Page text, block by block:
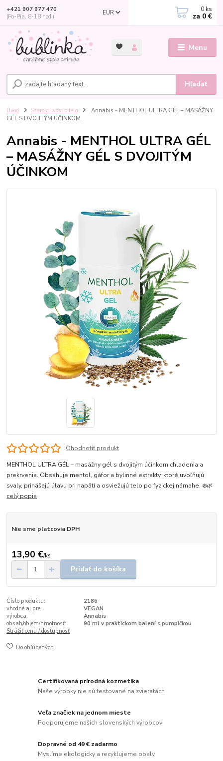
Menu
EUR
Hľadať
+421 907 977 470
(Po-Pia, 8-18 hod.)
0 ks
za 0 €
Úvod Starostlivosť o telo
Annabis - MENTHOL ULTRA GÉL – MASÁŽNY
GÉL S DVOJITÝM ÚČINKOM
Annabis - MENTHOL ULTRA GÉL
– MASÁŽNY GÉL S DVOJITÝM
ÚČINKOM
Ohodnotiť produkt
MENTHOL ULTRA GÉL – masážny gél s dvojitým účinkom chladenia a
prekrvenia. Obsahuje mentol, gáfor a bylinné extrakty, ktoré uvoľňujú
svaly, prinášajú úľavu pri napätí a osviežujú telo po fyzickej námahe. ❄️🌿
celý popis
Nie sme platcovia DPH
13,90 €/ks
Pridať do košíka
Číslo produktu:
2186
vhodné aj pre:
VEGAN
výrobca:
Annabis
obsah/objem/hmotnosť:
90 ml v praktickom balení s pumpičkou
Strážiť cenu / dostupnosť
Do obľúbených
Certifikovaná prírodná kozmetika
Naše výrobky nie sú testované na zvieratách
Veľa značiek na jednom mieste
Podporujeme našich slovenských výrobcov
Dopravné od 49 € zadarmo
Myslíme ekologicky a recyklujeme obaly